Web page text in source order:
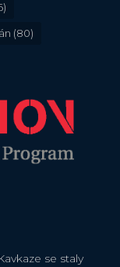
(80)
se staly